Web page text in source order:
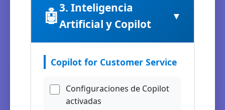
🤖3. Inteligencia
Artificial y Copilot
▼
Copilot for Customer Service
Configuraciones de Copilot
activadas